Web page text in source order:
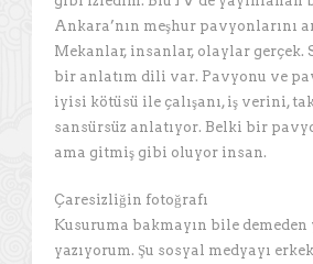
Ankara’nın meşhur pavyonlarını
Mekanlar, insanlar, olaylar gerçek.
bir anlatım dili var. Pavyonu ve
iyisi kötüsü ile çalışanı, iş verini,
sansürsüz anlatıyor. Belki bir
ama gitmiş gibi oluyor insan.
Çaresizliğin fotoğrafı
Kusuruma bakmayın bile demeden
yazıyorum. Şu sosyal medyayı